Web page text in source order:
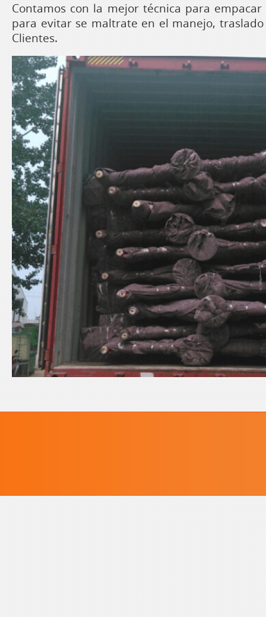
Contamos con la mejor técnica para
para evitar se maltrate en el manejo,
Clientes.